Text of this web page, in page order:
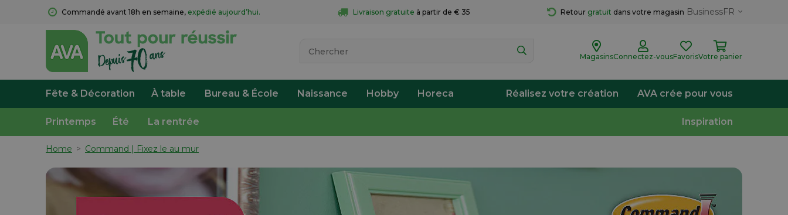
Commandé avant 18h en semaine, expédié aujourd’hui. Livraison gratuite à partir de € 35 Retour gratuit dans votre magasin BusinessFR
MagasinsConnectez-vousFavorisVotre panier
Fête & Décoration À table Bureau & École Naissance Hobby Horeca Réalisez votre création AVA crée pour vous
Printemps Été La rentrée Inspiration
Home > Command | Fixez le au mur